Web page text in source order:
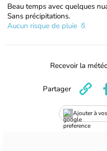
Beau temps avec quelques
Sans précipitations.
Aucun risque de pluie
Recevoir la
Ajouter à
Partager